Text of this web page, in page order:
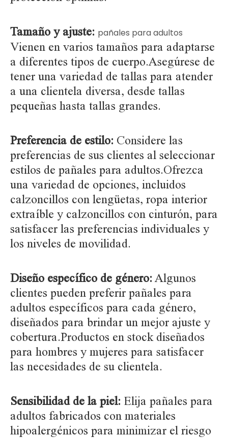
Tamaño y ajuste: pañales para adultos
Vienen en varios tamaños para adaptarse
a diferentes tipos de cuerpo.Asegúrese de
tener una variedad de tallas para atender
a una clientela diversa, desde tallas
pequeñas hasta tallas grandes.
Preferencia de estilo: Considere las
preferencias de sus clientes al seleccionar
estilos de pañales para adultos.Ofrezca
una variedad de opciones, incluidos
calzoncillos con lengüetas, ropa interior
extraíble y calzoncillos con cinturón, para
satisfacer las preferencias individuales y
los niveles de movilidad.
Diseño específico de género: Algunos
clientes pueden preferir pañales para
adultos específicos para cada género,
diseñados para brindar un mejor ajuste y
cobertura.Productos en stock diseñados
para hombres y mujeres para satisfacer
las necesidades de su clientela.
Sensibilidad de la piel: Elija pañales para
adultos fabricados con materiales
hipoalergénicos para minimizar el riesgo